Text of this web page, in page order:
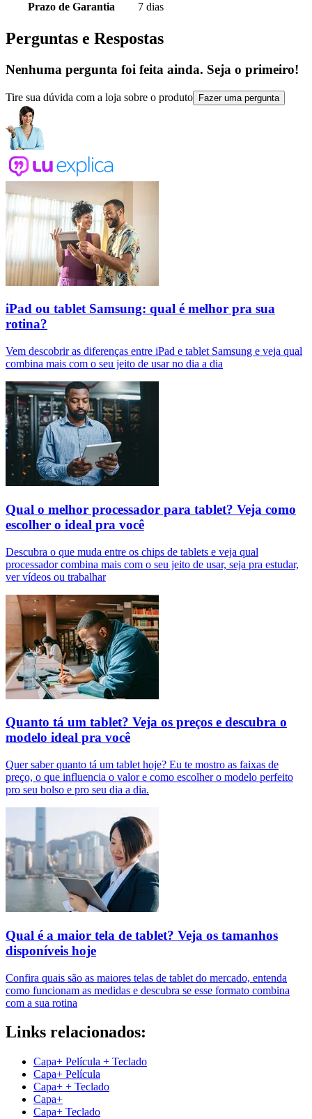
Prazo de Garantia
7 dias
Perguntas e Respostas
Nenhuma pergunta foi feita ainda. Seja o primeiro!
Tire sua dúvida com a loja sobre o produto Fazer uma pergunta
iPad ou tablet Samsung: qual é melhor pra sua
rotina?
Vem descobrir as diferenças entre iPad e tablet Samsung e veja qual
combina mais com o seu jeito de usar no dia a dia
Qual o melhor processador para tablet? Veja como
escolher o ideal pra você
Descubra o que muda entre os chips de tablets e veja qual
processador combina mais com o seu jeito de usar, seja pra estudar,
ver vídeos ou trabalhar
Quanto tá um tablet? Veja os preços e descubra o
modelo ideal pra você
Quer saber quanto tá um tablet hoje? Eu te mostro as faixas de
preço, o que influencia o valor e como escolher o modelo perfeito
pro seu bolso e pro seu dia a dia.
Qual é a maior tela de tablet? Veja os tamanhos
disponíveis hoje
Confira quais são as maiores telas de tablet do mercado, entenda
como funcionam as medidas e descubra se esse formato combina
com a sua rotina
Links relacionados:
Capa+ Película + Teclado
Capa+ Película
Capa+ + Teclado
Capa+
Capa+ Teclado